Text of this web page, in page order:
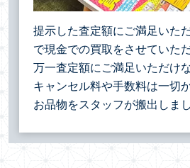
提示した査定額にご満足いた
で現金での買取をさせていた
万一査定額にご満足いただけ
キャンセル料や手数料は一切
お品物をスタッフが搬出しま